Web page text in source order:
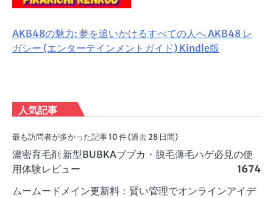
AKB48の魅力: 夢を追いかけるすべての人へ AKB48 レ
ガシー (エンターテインメントガイド) Kindle版
人気記事
最も訪問者が多かった記事 10 件 (過去 28 日間)
濃密育毛剤 新型BUBKAブブカ・脱毛薄毛ハゲ必見の使
用体験レビュー
1674
ムームードメイン更新料：賢い管理でオンラインアイデ